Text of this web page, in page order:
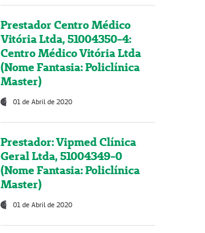
Prestador Centro Médico
Vitória Ltda, 51004350-4:
Centro Médico Vitória Ltda
(Nome Fantasia: Policlínica
Master)
01 de Abril de 2020
Prestador: Vipmed Clínica
Geral Ltda, 51004349-0
(Nome Fantasia: Policlínica
Master)
01 de Abril de 2020